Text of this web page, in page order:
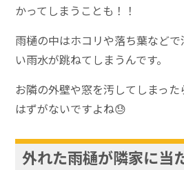
かってしまうことも！！
雨樋の中はホコリや落ち葉など
い雨水が跳ねてしまうんです。
お隣の外壁や窓を汚してしまっ
はずがないですよね😓
外れた雨樋が隣家に当